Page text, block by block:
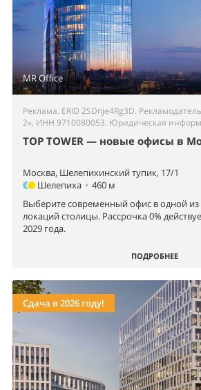
MR Office
Реклама. ERID 2SDnje4Rg3D.
2», ИНН 9710080053. Юридическая
TOP TOWER — новые офисы в
Москва, Шелепихинский тупик, 17/1
Шелепиха • 460 м
Выберите современный офис в одной
локаций столицы. Рассрочка 0%
2029 года.
ПОДРОБНЕЕ
Сдача в 2026 году!